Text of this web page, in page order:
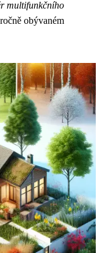
multifunkčního
obývaném